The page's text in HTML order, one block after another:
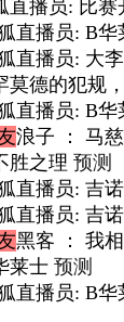
直播员: 比赛
直播员: B
直播员: 大
莫德的犯规
直播员: B
浪子
： 马
胜之理 预测
直播员: 吉
直播员: 吉
黑客
： 我
莱士 预测
直播员: B华